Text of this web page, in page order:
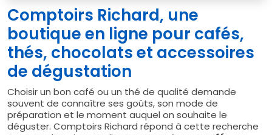
Comptoirs Richard, une
boutique en ligne pour cafés,
thés, chocolats et accessoires
de dégustation
Choisir un bon café ou un thé de qualité demande
souvent de connaître ses goûts, son mode de
préparation et le moment auquel on souhaite le
déguster. Comptoirs Richard répond à cette recherche